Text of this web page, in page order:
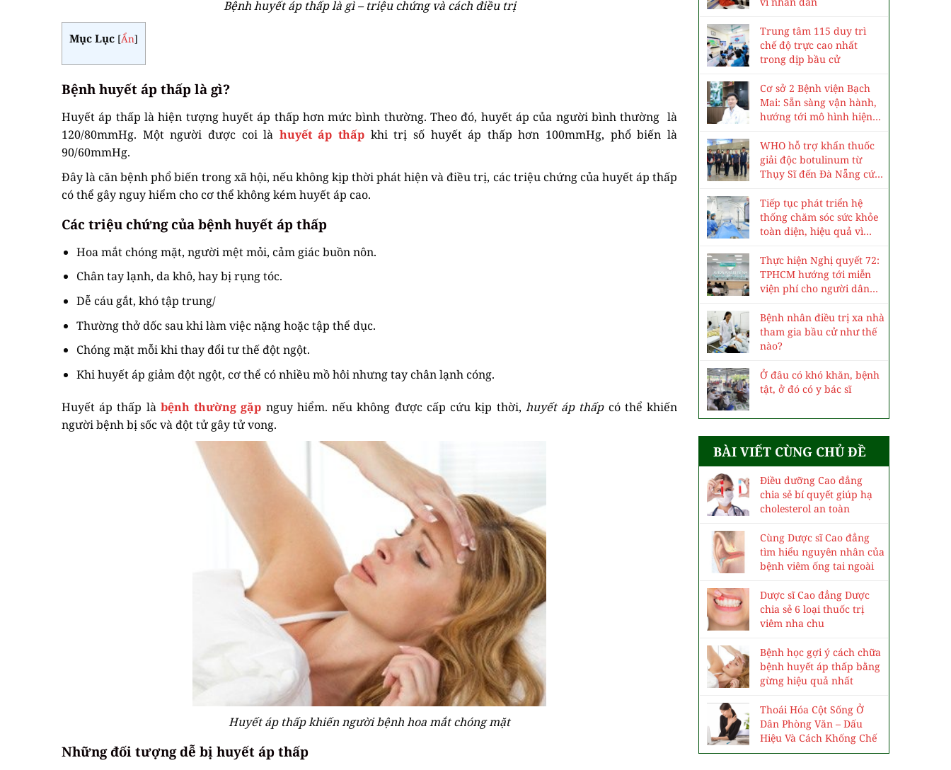
Bệnh huyết áp thấp là gì – triệu chứng và cách điều trị
Mục Lục [Ẩn]
Bệnh huyết áp thấp là gì?
Huyết áp thấp là hiện tượng huyết áp thấp hơn mức bình thường. Theo đó, huyết áp của người bình thường là
120/80mmHg. Một người được coi là huyết áp thấp khi trị số huyết áp thấp hơn 100mmHg, phổ biến là
90/60mmHg.
Đây là căn bệnh phổ biến trong xã hội, nếu không kịp thời phát hiện và điều trị, các triệu chứng của huyết áp thấp
có thể gây nguy hiểm cho cơ thể không kém huyết áp cao.
Các triệu chứng của bệnh huyết áp thấp
Hoa mắt chóng mặt, người mệt mỏi, cảm giác buồn nôn.
Chân tay lạnh, da khô, hay bị rụng tóc.
Dễ cáu gắt, khó tập trung/
Thường thở dốc sau khi làm việc nặng hoặc tập thể dục.
Chóng mặt mỗi khi thay đổi tư thế đột ngột.
Khi huyết áp giảm đột ngột, cơ thể có nhiều mồ hôi nhưng tay chân lạnh cóng.
Huyết áp thấp là bệnh thường gặp nguy hiểm. nếu không được cấp cứu kịp thời, huyết áp thấpcó thể khiến
người bệnh bị sốc và đột tử gây tử vong.
Huyết áp thấp khiến người bệnh hoa mắt chóng mặt
Những đối tượng dễ bị huyết áp thấp
Trung tâm 115 duy trì
chế độ trực cao nhất
trong dịp bầu cử
Cơ sở 2 Bệnh viện Bạch
Mai: Sẵn sàng vận hành,
hướng tới mô hình hiện
WHO hỗ trợ khẩn thuốc
giải độc botulinum từ
Thụy Sĩ đến Đà Nẵng cứu
Tiếp tục phát triển hệ
thống chăm sóc sức khỏe
toàn diện, hiệu quả vì
Thực hiện Nghị quyết 72:
TPHCM hướng tới miễn
viện phí cho người dân
Bệnh nhân điều trị xa nhà
tham gia bầu cử như thế
nào?
Ở đâu có khó khăn, bệnh
tật, ở đó có y bác sĩ
BÀI VIẾT CÙNG CHỦ ĐỀ
Điều dưỡng Cao đẳng
chia sẻ bí quyết giúp hạ
cholesterol an toàn
Cùng Dược sĩ Cao đẳng
tìm hiểu nguyên nhân của
bệnh viêm ống tai ngoài
Dược sĩ Cao đẳng Dược
chia sẻ 6 loại thuốc trị
viêm nha chu
Bệnh học gợi ý cách chữa
bệnh huyết áp thấp bằng
gừng hiệu quả nhất
Thoái Hóa Cột Sống Ở
Dân Phòng Văn – Dấu
Hiệu Và Cách Khống Chế